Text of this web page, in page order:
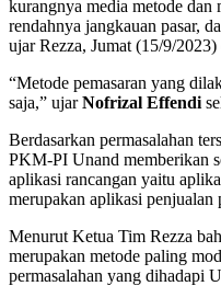
kurangnya media metode dan
rendahnya jangkauan pasar,
ujar Rezza, Jumat (15/9/2023)
“Metode pemasaran yang
saja,” ujarNofrizal Effendi
Berdasarkan permasalahan
PKM-PI Unand memberikan
aplikasi rancangan yaitu
merupakan aplikasi
Menurut Ketua Tim Rezza
merupakan metode paling
permasalahan yang dihadapi